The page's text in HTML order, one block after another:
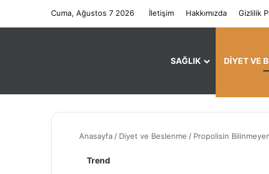
Cuma, Ağustos 7 2026 İletişim Hakkımızda Gizlilik
SAĞLIK DIYET VE
Anasayfa / Diyet ve Beslenme / Propolisin
Trend